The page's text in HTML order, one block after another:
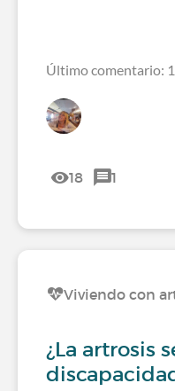
Último comentario:
18 1
Viviendo con
¿La artrosis